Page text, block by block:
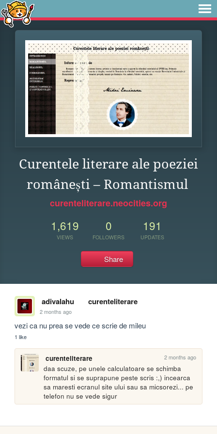
Curentele literare ale poeziei
românești – Romantismul
curenteliterare.neocities.org
1,619
VIEWS
0
FOLLOWERS
191
UPDATES
Share
adivalahu curenteliterare
2 months ago
vezi ca nu prea se vede ce scrie de mileu
1 like
curenteliterare 2 months ago
daa scuze, pe unele calculatoare se schimba
formatul si se suprapune peste scris :,) incearca
sa maresti ecranul site ului sau sa micsorezi... pe
telefon nu se vede sigur